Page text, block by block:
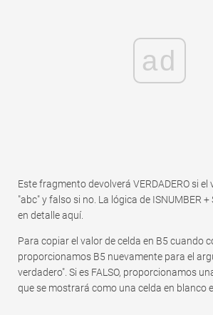
ad
Este fragmento devolverá VERDADERO si
"abc" y falso si no. La lógica de ISNUMBER +
en detalle aquí.
Para copiar el valor de celda en B5 cuando
proporcionamos B5 nuevamente para el
verdadero". Si es FALSO, proporcionamos
que se mostrará como una celda en blanco